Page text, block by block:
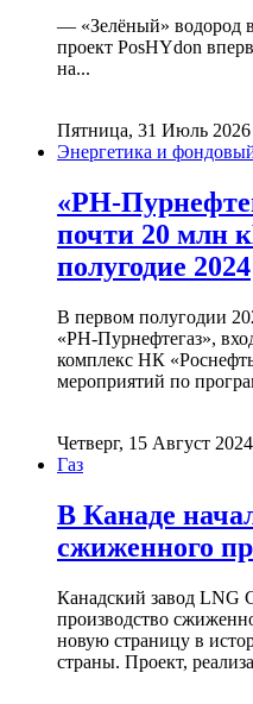
— «Зелёный» водород
проект PosHYdon
на...
Пятница, 31 Июль
Энергетика и
«РН-
почти 20 млн
полугодие 2024
В первом полугодии
«РН-Пурнефтегаз»,
комплекс НК
мероприятий по
Четверг, 15 Август
Газ
В Канаде
сжиженного
Канадский завод LNG
производство
новую страницу в
страны. Проект,